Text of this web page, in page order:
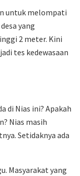
untuk melompati
yang
2 meter. Kini
tes kedewasaan
di Nias ini? Apakah
Nias masih
Setidaknya ada
Masyarakat yang